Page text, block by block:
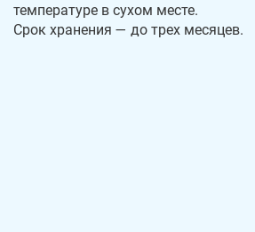
температуре в сухом месте.
Срок хранения — до трех месяцев.